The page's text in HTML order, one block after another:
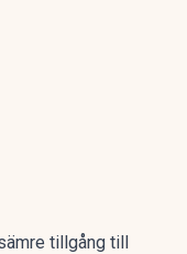
tillgång till